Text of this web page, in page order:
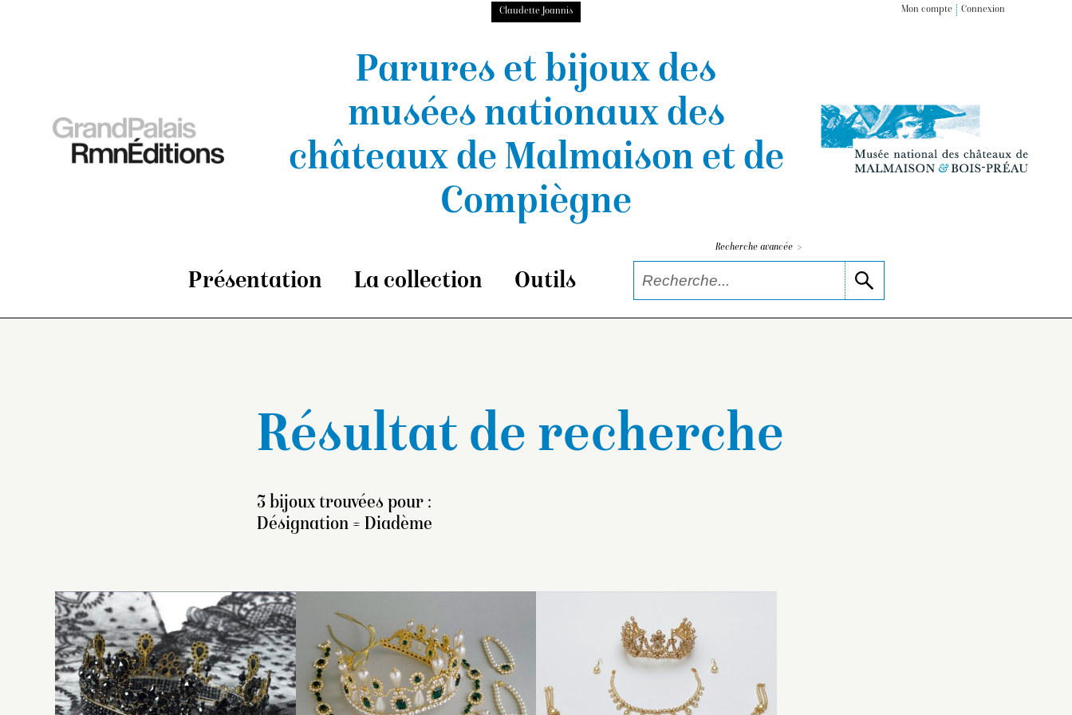
Claudette Joannis Mon compte Connexion
Parures et bijoux des
musées nationauxdes
châteaux de Malmaison et de
Compiègne
Présentation La collection Outils
Recherche avancée >
Résultat de recherche
3 bijoux trouvées pour :
Désignation = Diadème
La reine Hortense, épouse
de Louis Bonaparte et fille
adoptive de Napoléon I er,
Nous savons d’après
l’inventaire après décès de
l’impératrice Joséphine